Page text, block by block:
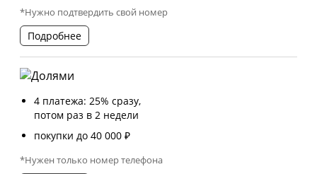
*Нужно подтвердить свой номер
Подробнее
4 платежа: 25% сразу,
потом раз в 2 недели
покупки до 40 000 ₽
*Нужен только номер телефона